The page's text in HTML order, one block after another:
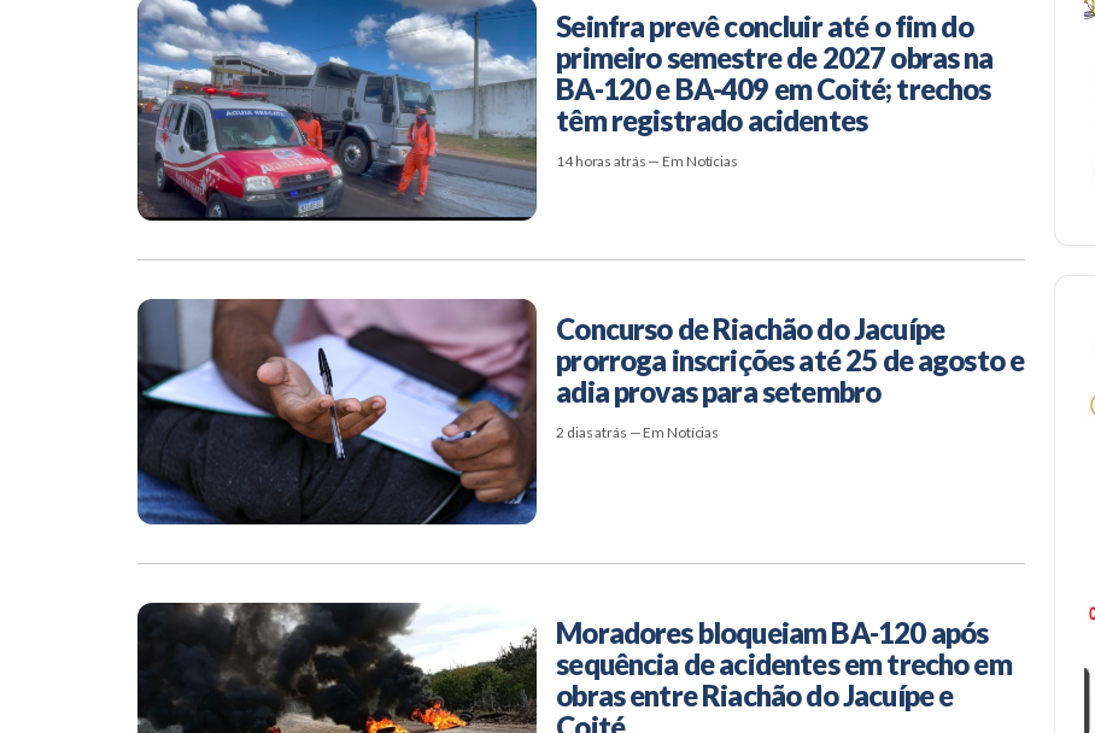
Seinfra prevê concluir até o fim do
primeiro semestre de 2027 obras na
BA-120 e BA-409 em Coité; trechos
têm registrado acidentes
14 horas atrás — Em Notícias
Concurso de Riachão do Jacuípe
prorroga inscrições até 25 de agosto e
adia provas para setembro
2 dias atrás — Em Notícias
Moradores bloqueiam BA-120 após
sequência de acidentes em trecho em
obras entre Riachão do Jacuípe e
Coité